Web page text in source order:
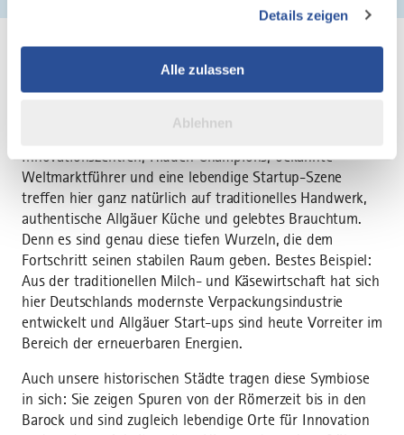
Verwendung unserer Website an unsere Partner für
soziale Medien, Werbung und Analysen weiter. Unsere
Partner führen diese Informationen möglicherweise mit
weiteren Daten zusammen, die Sie ihnen bereitgestellt
Details zeigen
Alle zulassen
Ablehnen
Innovation oder Tradition? Im Allgäu zeigen wir, wie
Innovationszentren, Hidden Champions, bekannte
Weltmarktführer und eine lebendige Startup-Szene
treffen hier ganz natürlich auf traditionelles Handwerk,
authentische Allgäuer Küche und gelebtes Brauchtum.
Denn es sind genau diese tiefen Wurzeln, die dem
Fortschritt seinen stabilen Raum geben. Bestes Beispiel:
Aus der traditionellen Milch- und Käsewirtschaft hat sich
hier Deutschlands modernste Verpackungsindustrie
entwickelt und Allgäuer Start-ups sind heute Vorreiter im
Bereich der erneuerbaren Energien.
Auch unsere historischen Städte tragen diese Symbiose
in sich: Sie zeigen Spuren von der Römerzeit bis in den
Barock und sind zugleich lebendige Orte für Innovation